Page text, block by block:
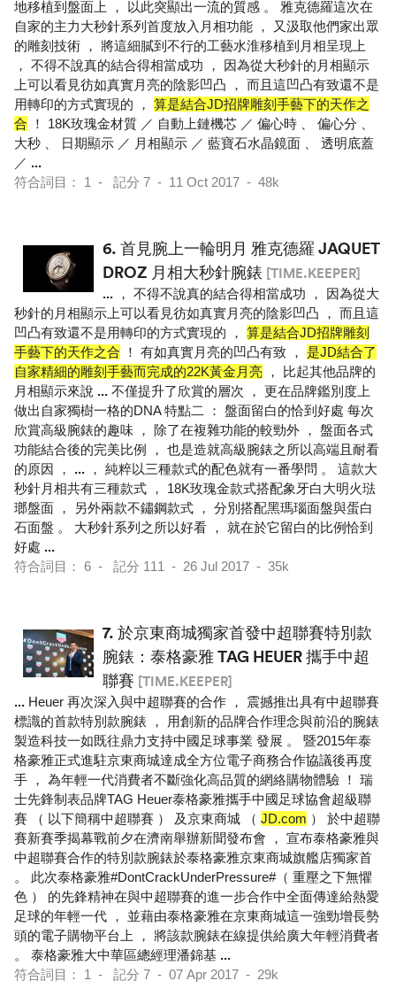
地移植到盤面上 ， 以此突顯出一流的質感 。 雅克德羅這次在
自家的主力大秒針系列首度放入月相功能 ， 又汲取他們家出眾
的雕刻技術 ， 將這細膩到不行的工藝水淮移植到月相呈現上
， 不得不說真的結合得相當成功 ， 因為從大秒針的月相顯示
上可以看見彷如真實月亮的陰影凹凸 ， 而且這凹凸有致還不是
用轉印的方式實現的 ， 算是結合JD招牌雕刻手藝下的天作之
合 ！ 18K玫瑰金材質 ／ 自動上鏈機芯 ／ 偏心時 、 偏心分 、
大秒 、 日期顯示 ／ 月相顯示 ／ 藍寶石水晶鏡面 、 透明底蓋
／ ...
符合詞目： 1 - 記分 7 - 11 Oct 2017 - 48k
6. 首見腕上一輪明月 雅克德羅 JAQUET
DROZ 月相大秒針腕錶 [TIME.KEEPER]
... ， 不得不說真的結合得相當成功 ， 因為從大
秒針的月相顯示上可以看見彷如真實月亮的陰影凹凸 ， 而且這
凹凸有致還不是用轉印的方式實現的 ， 算是結合JD招牌雕刻
手藝下的天作之合 ！ 有如真實月亮的凹凸有致 ， 是JD結合了
自家精細的雕刻手藝而完成的22K黃金月亮 ， 比起其他品牌的
月相顯示來說 ... 不僅提升了欣賞的層次 ， 更在品牌鑑別度上
做出自家獨樹一格的DNA 特點二 ： 盤面留白的恰到好處 每次
欣賞高級腕錶的趣味 ， 除了在複雜功能的較勁外 ， 盤面各式
功能結合後的完美比例 ， 也是造就高級腕錶之所以高端且耐看
的原因 ， ... ， 純粹以三種款式的配色就有一番學問 。 這款大
秒針月相共有三種款式 ， 18K玫瑰金款式搭配象牙白大明火琺
瑯盤面 ， 另外兩款不鏽鋼款式 ， 分別搭配黑瑪瑙面盤與蛋白
石面盤 。 大秒針系列之所以好看 ， 就在於它留白的比例恰到
好處 ...
符合詞目： 6 - 記分 111 - 26 Jul 2017 - 35k
7. 於京東商城獨家首發中超聯賽特別款
腕錶：泰格豪雅 TAG HEUER 攜手中超
聯賽 [TIME.KEEPER]
... Heuer 再次深入與中超聯賽的合作 ， 震撼推出具有中超聯賽
標識的首款特別款腕錶 ， 用創新的品牌合作理念與前沿的腕錶
製造科技一如既往鼎力支持中國足球事業 發展 。 暨2015年泰
格豪雅正式進駐京東商城達成全方位電子商務合作協議後再度
手 ， 為年輕一代消費者不斷強化高品質的網絡購物體驗 ！ 瑞
士先鋒制表品牌TAG Heuer泰格豪雅攜手中國足球協會超級聯
賽 （ 以下簡稱中超聯賽 ） 及京東商城 （ JD.com ） 於中超聯
賽新賽季揭幕戰前夕在濟南舉辦新聞發布會 ， 宣布泰格豪雅與
中超聯賽合作的特別款腕錶於泰格豪雅京東商城旗艦店獨家首
。 此次泰格豪雅#DontCrackUnderPressure#（ 重壓之下無懼
色 ） 的先鋒精神在與中超聯賽的進一步合作中全面傳達給熱愛
足球的年輕一代 ， 並藉由泰格豪雅在京東商城這一強勁增長勢
頭的電子購物平台上 ， 將該款腕錶在線提供給廣大年輕消費者
。 泰格豪雅大中華區總經理潘錦基 ...
符合詞目： 1 - 記分 7 - 07 Apr 2017 - 29k